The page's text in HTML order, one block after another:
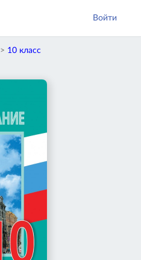
Войти
> 10 класс